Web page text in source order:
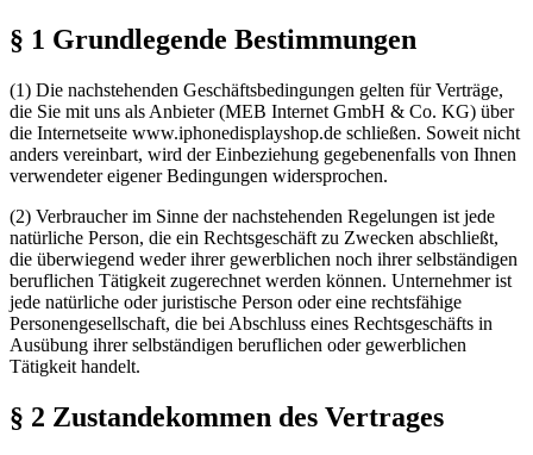
§ 1 Grundlegende Bestimmungen
(1) Die nachstehenden Geschäftsbedingungen gelten für Verträge,
die Sie mit uns als Anbieter (MEB Internet GmbH & Co. KG) über
die Internetseite www.iphonedisplayshop.de schließen. Soweit nicht
anders vereinbart, wird der Einbeziehung gegebenenfalls von Ihnen
verwendeter eigener Bedingungen widersprochen.
(2) Verbraucher im Sinne der nachstehenden Regelungen ist jede
natürliche Person, die ein Rechtsgeschäft zu Zwecken abschließt,
die überwiegend weder ihrer gewerblichen noch ihrer selbständigen
beruflichen Tätigkeit zugerechnet werden können. Unternehmer ist
jede natürliche oder juristische Person oder eine rechtsfähige
Personengesellschaft, die bei Abschluss eines Rechtsgeschäfts in
Ausübung ihrer selbständigen beruflichen oder gewerblichen
Tätigkeit handelt.
§ 2 Zustandekommen des Vertrages